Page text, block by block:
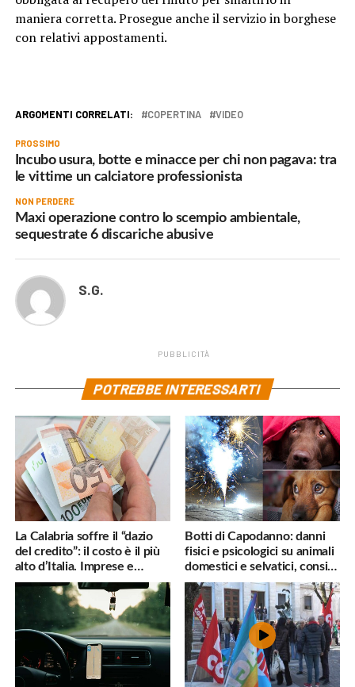
maniera corretta. Prosegue anche il servizio in borghese
con relativi appostamenti.
ARGOMENTI CORRELATI: COPERTINA VIDEO
PROSSIMO
Incubo usura, botte e minacce per chi non pagava: tra
le vittime un calciatore professionista
NON PERDERE
Maxi operazione contro lo scempio ambientale,
sequestrate 6 discariche abusive
S.G.
PUBBLICITÀ
POTREBBE INTERESSARTI
La Calabria soffre il “dazio
del credito”: il costo è il più
alto d’Italia. Imprese e
famiglie penalizzate
Botti di Capodanno: danni
fisici e psicologici su animali
domestici e selvatici, consigli
utili